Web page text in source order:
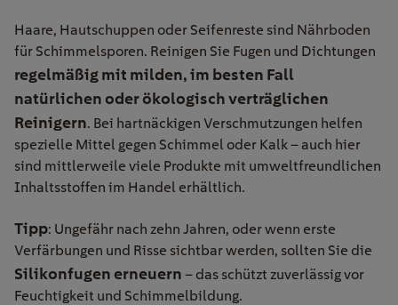
Haare, Hautschuppen oder Seifenreste sind Nährboden
für Schimmelsporen. Reinigen Sie Fugen und Dichtungen
regelmäßig mit milden, im besten Fall
natürlichen oder ökologisch verträglichen
Reinigern. Bei hartnäckigen Verschmutzungen helfen
spezielle Mittel gegen Schimmel oder Kalk – auch hier
sind mittlerweile viele Produkte mit umweltfreundlichen
Inhaltsstoffen im Handel erhältlich.
Tipp: Ungefähr nach zehn Jahren, oder wenn erste
Verfärbungen und Risse sichtbar werden, sollten Sie die
Silikonfugen erneuern – das schützt zuverlässig vor
Feuchtigkeit und Schimmelbildung.